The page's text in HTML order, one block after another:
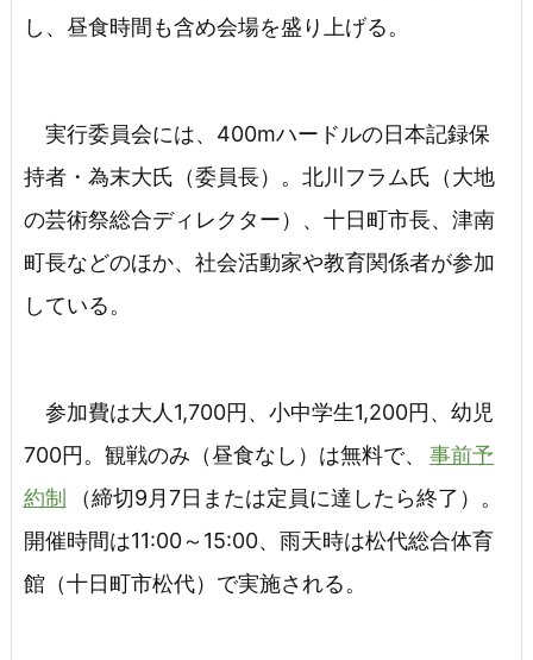
し、昼食時間も含め会場を盛り上げる。
実行委員会には、400mハードルの日本記録保
持者・為末大氏（委員長）。北川フラム氏（大地
の芸術祭総合ディレクター）、十日町市長、津南
町長などのほか、社会活動家や教育関係者が参加
している。
参加費は大人1,700円、小中学生1,200円、幼児
700円。観戦のみ（昼食なし）は無料で、
事前予
約制
（締切9月7日または定員に達したら終了）。
開催時間は11:00～15:00、雨天時は松代総合体育
館（十日町市松代）で実施される。